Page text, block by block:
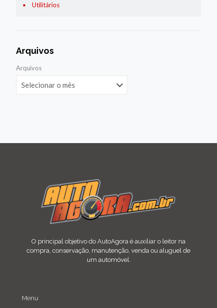
Utilitários
Arquivos
Arquivos
O principal objetivo do AutoAgora é auxiliar o leitor na
compra, conservação, manutenção, venda ou aluguel de
um automóvel.
Menu